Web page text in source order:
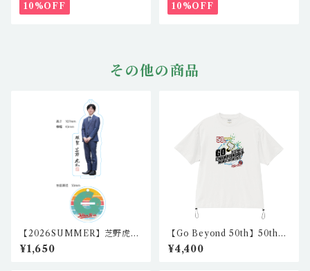
10%OFF 10%OFF
その他の商品
【2026SUMMER】芝野虎丸
棋聖 2wayアクリルスタンド
igo-as-02
¥1,650
【Go Beyond 50th】50th
リラックスフィットシャツ1
（ホワイト） nkc-rft-01
¥4,400